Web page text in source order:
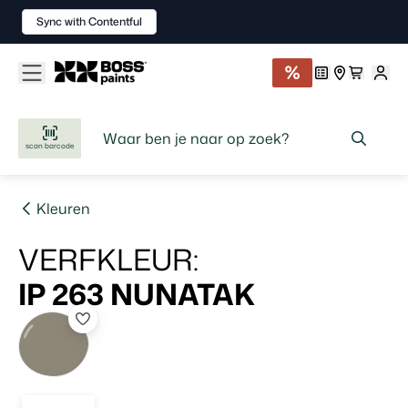
scan barcode
Kleuren
VERFKLEUR:
IP 263 NUNATAK
Sync with Contentful